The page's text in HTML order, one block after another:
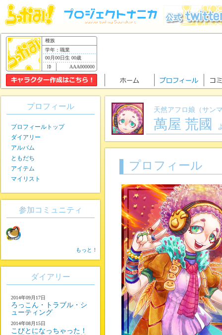
種族
学年：職業
00月00日生 00歳
AAA000000
天然アフロ娘（サン
萬屋 荒國
プロフィール
プロフィール
プロフィールトップ
ダイアリー
アルバム
ともだち
アイテム
マイリスト
参加コミュニティ
もっと！
ダイアリー
2014年09月17日
ろっこん・トラブル・シ
ューティング
2014年08月15日
こびとになっちゃった！